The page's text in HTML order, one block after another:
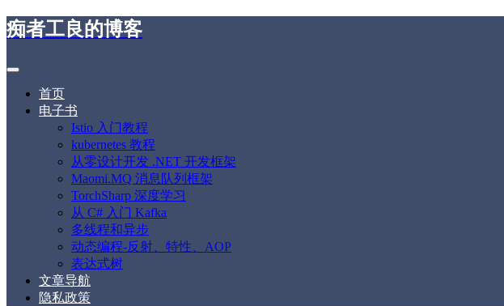
痴者工良的博客
首页
电子书
Istio 入门教程
kubernetes 教程
从零设计开发 .NET 开发框架
Maomi.MQ 消息队列框架
TorchSharp 深度学习
从 C# 入门 Kafka
多线程和异步
动态编程-反射、特性、AOP
表达式树
文章导航
隐私政策